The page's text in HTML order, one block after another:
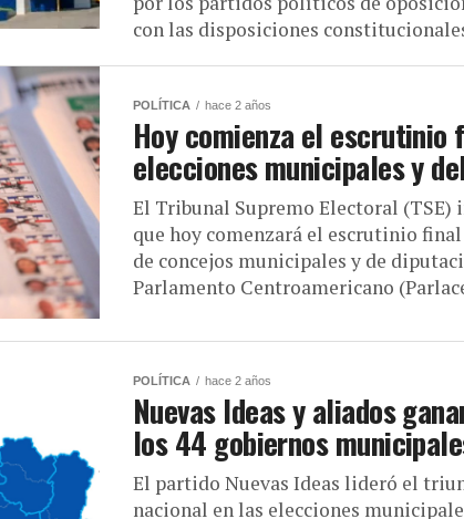
con las disposiciones
POLÍTICA hace 2 años
Hoy comienza el escrutinio
elecciones municipales y
El Tribunal Supremo Electoral (TSE)
que hoy comenzará el escrutinio
de concejos municipales y de
Parlamento Centroamericano
POLÍTICA hace 2 años
Nuevas Ideas y aliados
los 44 gobiernos
El partido Nuevas Ideas lideró el
nacional en las elecciones